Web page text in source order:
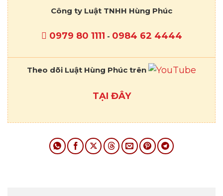
Công ty Luật TNHH Hùng Phúc
0979 80 1111 - 0984 62 4444
Theo dõi Luật Hùng Phúc trên
TẠI ĐÂY